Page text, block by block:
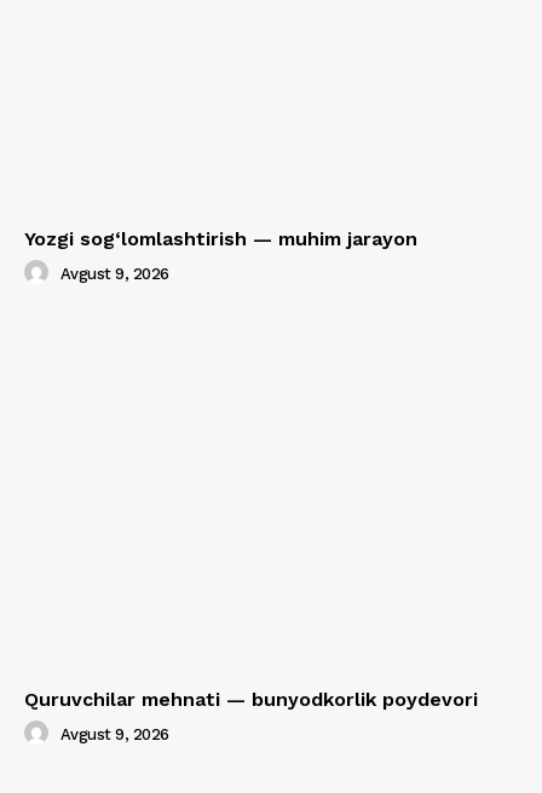
Yozgi sog‘lomlashtirish — muhim jarayon
Avgust 9, 2026
Quruvchilar mehnati — bunyodkorlik poydevori
Avgust 9, 2026